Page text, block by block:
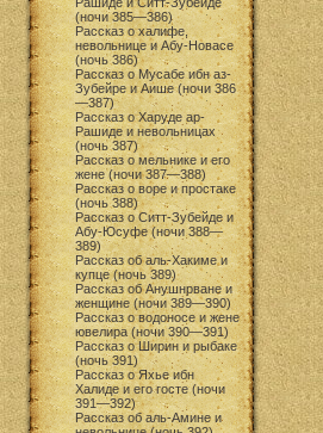
(ночи 385—386)
Рассказ о халифе,
невольнице и Абу-Новасе
(ночь 386)
Рассказ о Мусабе ибн аз-
Зубейре и Аише (ночи 386
—387)
Рассказ о Харуде ар-
Рашиде и невольницах
(ночь 387)
Рассказ о мельнике и его
жене (ночи 387—388)
Рассказ о воре и простаке
(ночь 388)
Рассказ о Ситт-Зубейде и
Абу-Юсуфе (ночи 388—
389)
Рассказ об аль-Хакиме и
купце (ночь 389)
Рассказ об Анушнрване и
женщине (ночи 389—390)
Рассказ о водоносе и жене
ювелира (ночи 390—391)
Рассказ о Ширин и рыбаке
(ночь 391)
Рассказ о Яхье ибн
Халиде и его госте (ночи
391—392)
Рассказ об аль-Амине и